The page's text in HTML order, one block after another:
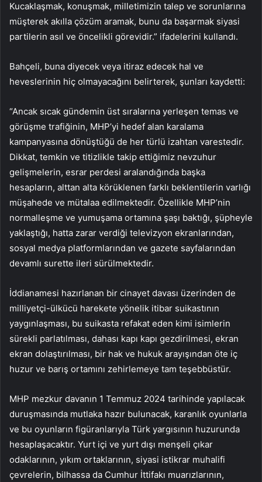
Kucaklaşmak, konuşmak, milletimizin talep ve sorunlarına
müşterek akılla çözüm aramak, bunu da başarmak siyasi
partilerin asıl ve öncelikli görevidir.” ifadelerini kullandı.
Bahçeli, buna diyecek veya itiraz edecek hal ve
heveslerinin hiç olmayacağını belirterek, şunları kaydetti:
“Ancak sıcak gündemin üst sıralarına yerleşen temas ve
görüşme trafiğinin, MHP’yi hedef alan karalama
kampanyasına dönüştüğü de her türlü izahtan varestedir.
Dikkat, temkin ve titizlikle takip ettiğimiz nevzuhur
gelişmelerin, esrar perdesi aralandığında başka
hesapların, alttan alta körüklenen farklı beklentilerin varlığı
müşahede ve mütalaa edilmektedir. Özellikle MHP’nin
normalleşme ve yumuşama ortamına şaşı baktığı, şüpheyle
yaklaştığı, hatta zarar verdiği televizyon ekranlarından,
sosyal medya platformlarından ve gazete sayfalarından
devamlı surette ileri sürülmektedir.
İddianamesi hazırlanan bir cinayet davası üzerinden de
milliyetçi-ülkücü harekete yönelik itibar suikastının
yaygınlaşması, bu suikasta refakat eden kimi isimlerin
sürekli parlatılması, dahası kapı kapı gezdirilmesi, ekran
ekran dolaştırılması, bir hak ve hukuk arayışından öte iç
huzur ve barış ortamını zehirlemeye tam teşebbüstür.
MHP mezkur davanın 1 Temmuz 2024 tarihinde yapılacak
duruşmasında mutlaka hazır bulunacak, karanlık oyunlarla
ve bu oyunların figüranlarıyla Türk yargısının huzurunda
hesaplaşacaktır. Yurt içi ve yurt dışı menşeli çıkar
odaklarının, yıkım ortaklarının, siyasi istikrar muhalifi
çevrelerin, bilhassa da Cumhur İttifakı muarızlarının,